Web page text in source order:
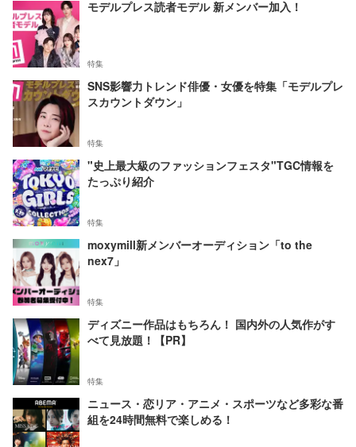
モデルプレス読者モデル 新メンバー加入！
特集
SNS影響力トレンド俳優・女優を特集「モデルプレ
スカウントダウン」
特集
"史上最大級のファッションフェスタ"TGC情報を
たっぷり紹介
特集
moxymill新メンバーオーディション「to the
nex7」
特集
ディズニー作品はもちろん！ 国内外の人気作がす
べて見放題！【PR】
特集
ニュース・恋リア・アニメ・スポーツなど多彩な番
組を24時間無料で楽しめる！